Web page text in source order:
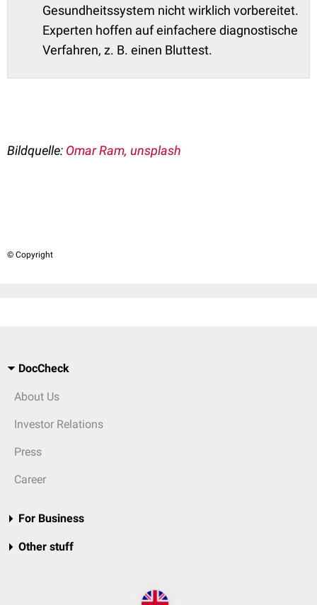
Gesundheitssystem nicht wirklich vorbereitet.
Experten hoffen auf einfachere diagnostische
Verfahren, z. B. einen Bluttest.
Bildquelle: Omar Ram, unsplash
© Copyright
DocCheck
About Us
Investor Relations
Press
Career
For Business
Other stuff